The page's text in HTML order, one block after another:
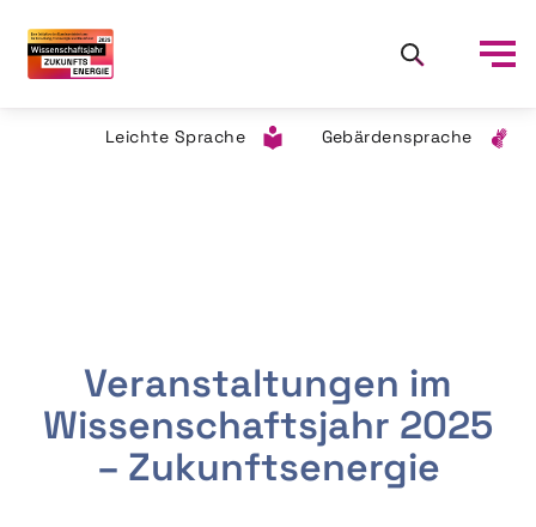
Leichte Sprache Gebärdensprache
Veranstaltungen im
Wissenschaftsjahr 2025
– Zukunftsenergie